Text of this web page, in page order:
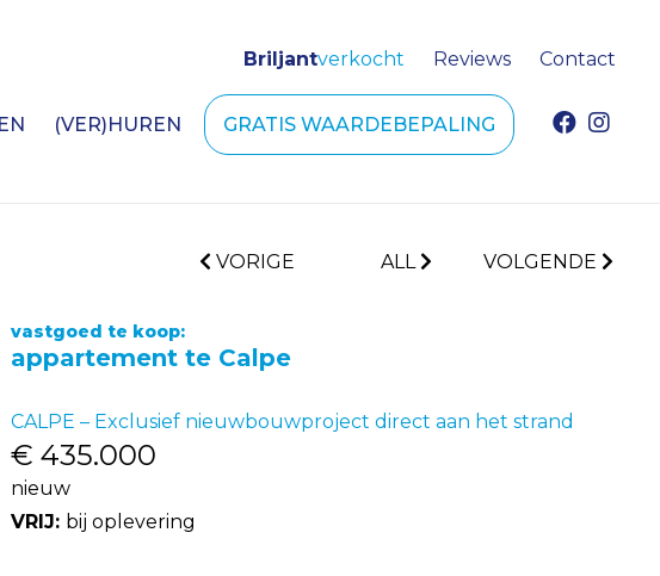
Briljantverkocht Reviews Contact
(VER)HUREN GRATIS WAARDEBEPALING
VORIGE ALL VOLGENDE
vastgoed te koop:
appartement te Calpe
CALPE – Exclusief nieuwbouwproject direct aan het strand
€ 435.000
nieuw
VRIJ: bij oplevering